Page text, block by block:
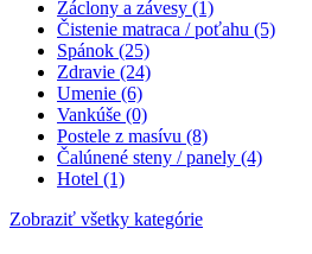
Záclony a závesy (1)
Čistenie matraca / poťahu (5)
Spánok (25)
Zdravie (24)
Umenie (6)
Vankúše (0)
Postele z masívu (8)
Čalúnené steny / panely (4)
Hotel (1)
Zobraziť všetky kategórie